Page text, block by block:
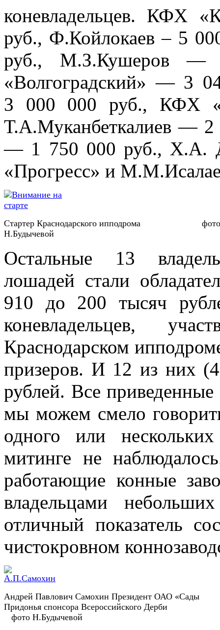
коневладельцев. КФХ
руб., Ф.Койлокаев – 5
руб., М.З.Кушеров
«Волгоградский» — 3
3 000 000 руб., КФХ
Т.А.Муканбеткалиев —
— 1 750 000 руб., Х.А.
«Прогресс» и
Стартер Краснодарского ипподрома фото
Н.Будычевой
Остальные 13
лошадей стали
910 до 200 тысяч
коневладельцев,
Краснодарском
призеров. И 12 из них
рублей. Все
мы можем смело
одного или
митинге не
работающие конные
владельцами
отличный показатель
чистокровном
Андрей Павлович Самохин Президент ОАО «Сады
Придонья спонсора Всероссийского
фото Н.Будычевой